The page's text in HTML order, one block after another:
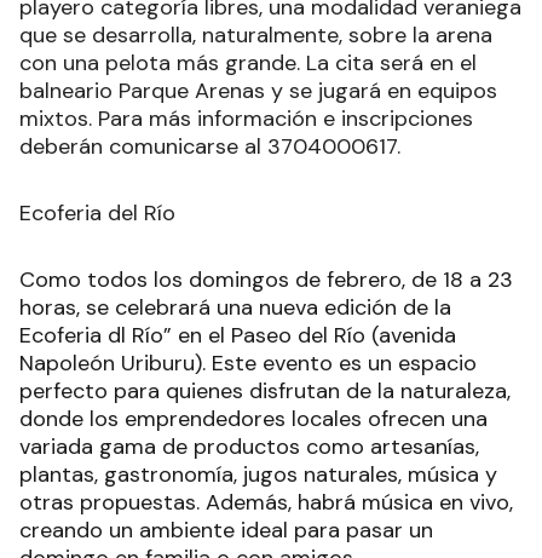
Siguiendo con la agenda del domingo, a partir de
las 15, se disputará el atractivo torneo de vóley
playero categoría libres, una modalidad veraniega
que se desarrolla, naturalmente, sobre la arena
con una pelota más grande. La cita será en el
mixtos. Para más información e inscripciones
Ecoferia del Río
Como todos los domingos de febrero, de 18 a 23
horas, se celebrará una nueva edición de la
Ecoferia dl Río” en el Paseo del Río (avenida
Napoleón Uriburu). Este evento es un espacio
perfecto para quienes disfrutan de la naturaleza,
donde los emprendedores locales ofrecen una
variada gama de productos como artesanías,